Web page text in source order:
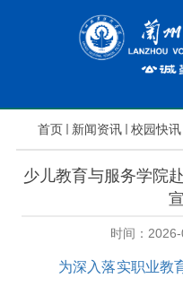
首页 新闻资讯 校园快讯
少儿教育与服务学院
时间：
为深入落实职业教